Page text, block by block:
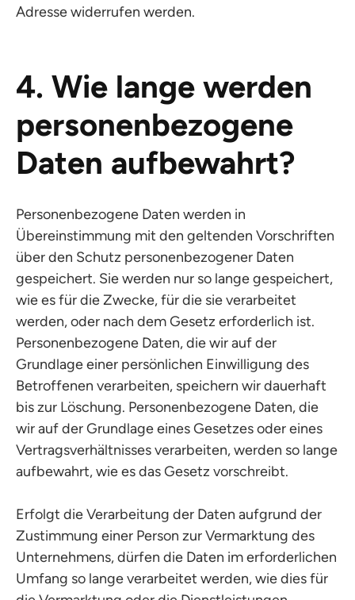
Adresse widerrufen werden.
4. Wie lange werden
personenbezogene
Daten aufbewahrt?
Personenbezogene Daten werden in
Übereinstimmung mit den geltenden Vorschriften
über den Schutz personenbezogener Daten
gespeichert. Sie werden nur so lange gespeichert,
wie es für die Zwecke, für die sie verarbeitet
werden, oder nach dem Gesetz erforderlich ist.
Personenbezogene Daten, die wir auf der
Grundlage einer persönlichen Einwilligung des
Betroffenen verarbeiten, speichern wir dauerhaft
bis zur Löschung. Personenbezogene Daten, die
wir auf der Grundlage eines Gesetzes oder eines
Vertragsverhältnisses verarbeiten, werden so lange
aufbewahrt, wie es das Gesetz vorschreibt.
Erfolgt die Verarbeitung der Daten aufgrund der
Zustimmung einer Person zur Vermarktung des
Unternehmens, dürfen die Daten im erforderlichen
Umfang so lange verarbeitet werden, wie dies für